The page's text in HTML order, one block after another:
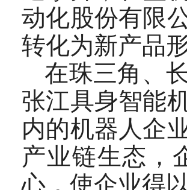
动化股份有限
转化为新产品
在珠三角、
张江具身智能
内的机器人企
产业链生态，
心，使企业得